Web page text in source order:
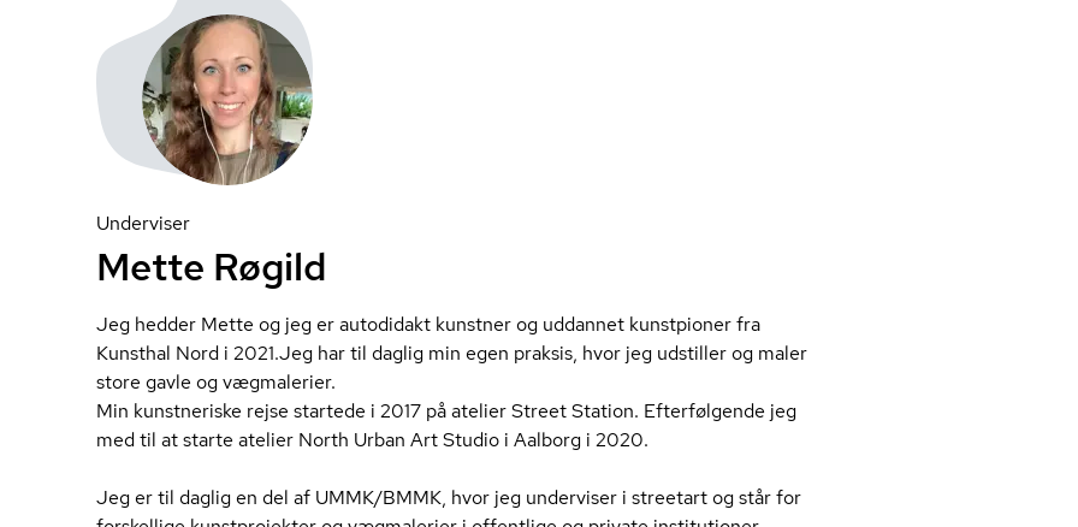
Underviser
Mette Røgild
Jeg hedder Mette og jeg er autodidakt kunstner og uddannet kunstpioner fra
Kunsthal Nord i 2021.Jeg har til daglig min egen praksis, hvor jeg udstiller og maler
store gavle og vægmalerier.
Min kunstneriske rejse startede i 2017 på atelier Street Station. Efterfølgende jeg
med til at starte atelier North Urban Art Studio i Aalborg i 2020.
Jeg er til daglig en del af UMMK/BMMK, hvor jeg underviser i streetart og står for